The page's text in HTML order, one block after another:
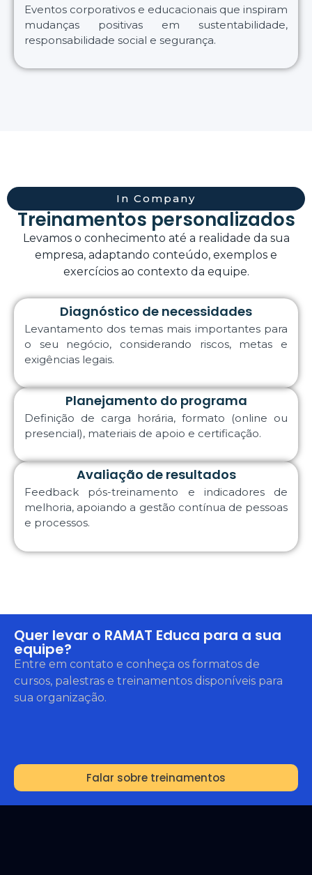
Eventos corporativos e educacionais que inspiram
mudanças positivas em sustentabilidade,
responsabilidade social e segurança.
In Company
Treinamentos personalizados
Levamos o conhecimento até a realidade da sua
empresa, adaptando conteúdo, exemplos e
exercícios ao contexto da equipe.
Diagnóstico de necessidades
Levantamento dos temas mais importantes para
o seu negócio, considerando riscos, metas e
exigências legais.
Planejamento do programa
Definição de carga horária, formato (online ou
presencial), materiais de apoio e certificação.
Avaliação de resultados
Feedback pós-treinamento e indicadores de
melhoria, apoiando a gestão contínua de pessoas
e processos.
Quer levar o RAMAT Educa para a sua
equipe?
Entre em contato e conheça os formatos de
cursos, palestras e treinamentos disponíveis para
sua organização.
Falar sobre treinamentos